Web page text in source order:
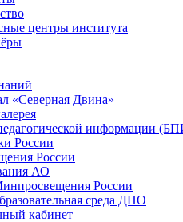
центры института
«Северная Двина»
информации
России
России
АО
России
среда ДПО
кабинет